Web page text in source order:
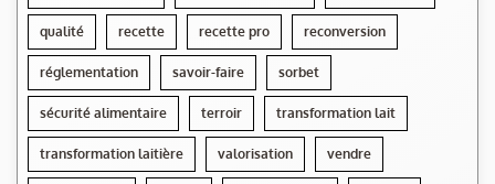
qualité recette recette pro reconversion
réglementation savoir-faire sorbet
sécurité alimentaire terroir transformation lait
transformation laitière valorisation vendre